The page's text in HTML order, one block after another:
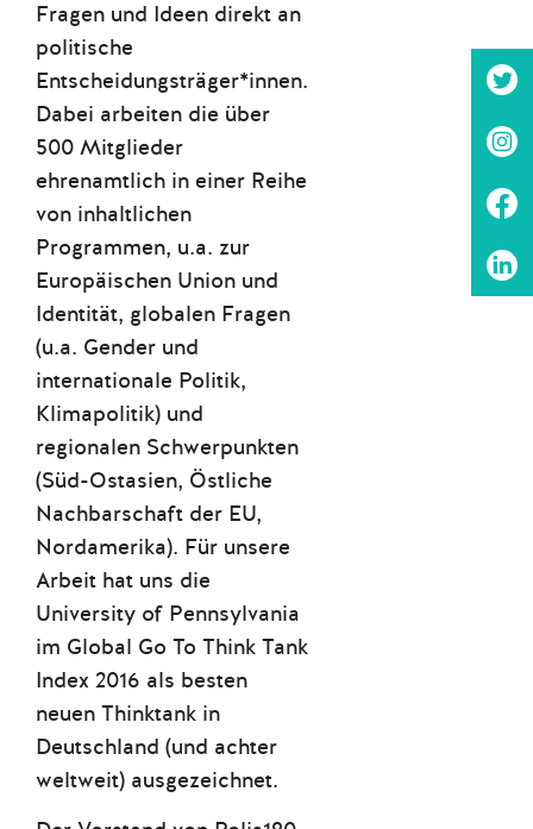
Fragen und Ideen direkt an
politische
Entscheidungsträger*innen.
Dabei arbeiten die über
500 Mitglieder
ehrenamtlich in einer Reihe
von inhaltlichen
Programmen, u.a. zur
Europäischen Union und
Identität, globalen Fragen
(u.a. Gender und
internationale Politik,
Klimapolitik) und
regionalen Schwerpunkten
(Süd-Ostasien, Östliche
Nachbarschaft der EU,
Nordamerika). Für unsere
Arbeit hat uns die
University of Pennsylvania
im Global Go To Think Tank
Index 2016 als besten
neuen Thinktank in
Deutschland (und achter
weltweit) ausgezeichnet.